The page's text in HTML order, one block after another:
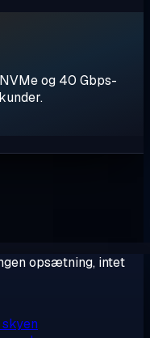
og 40 Gbps-
opsætning, intet